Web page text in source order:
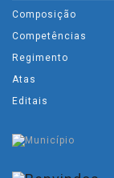
Composição
Competências
Regimento
Atas
Editais